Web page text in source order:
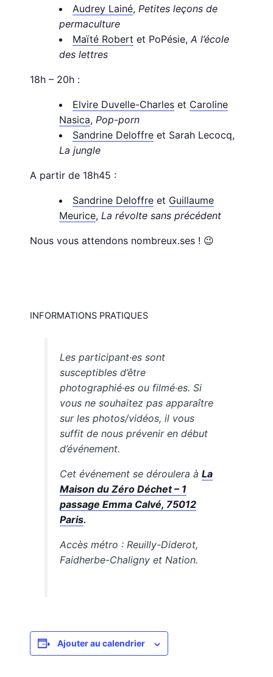
Audrey Lainé,Petites leçons de
permaculture
Maïté Robert et PoPésie,A l’école
des lettres
18h – 20h :
Elvire Duvelle-Charles et Caroline
Nasica,Pop-porn
Sandrine Deloffre et Sarah Lecocq,
La jungle
A partir de 18h45 :
Sandrine Deloffre et Guillaume
Meurice,La révolte sans précédent
Nous vous attendons nombreux.ses ! 😉
INFORMATIONS PRATIQUES
Les participant·es sont
susceptibles d’être
photographié·es ou filmé·es. Si
vous ne souhaitez pas apparaître
sur les photos/vidéos, il vous
suffit de nous prévenir en début
d’événement.
Cet événement se déroulera àLa
Maison du Zéro Déchet – 1
passage Emma Calvé, 75012
Paris.
Accès métro : Reuilly-Diderot,
Faidherbe-Chaligny et Nation.
Ajouter au calendrier